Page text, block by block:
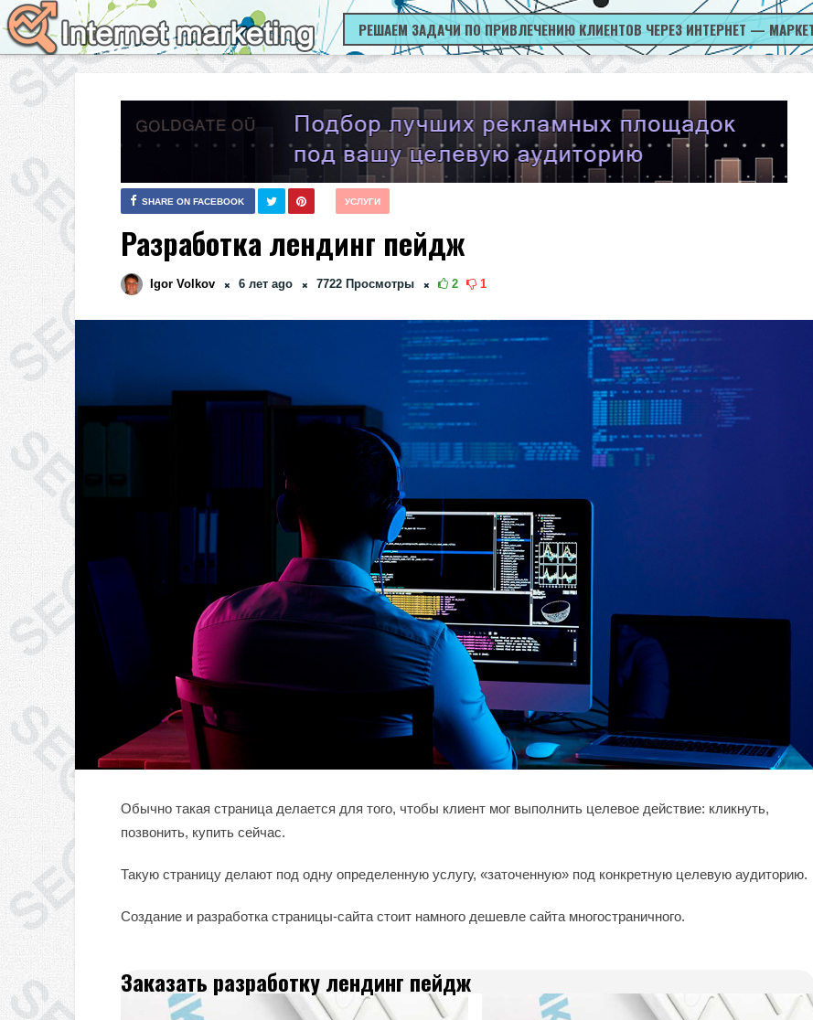
РЕШАЕМ ЗАДАЧИ ПО ПРИВЛЕЧЕНИЮ КЛИЕНТОВ ЧЕРЕЗ ИНТЕРНЕТ —
УСЛУГИ
SHARE ON FACEBOOK
Разработка лендинг пейдж
Igor Volkov 6 лет ago 7722 Просмотры 2 1
Обычно такая страница делается для того, чтобы клиент мог выполнить целевое действие: кликнуть,
позвонить, купить сейчас.
Такую страницу делают под одну определенную услугу, «заточенную» под конкретную целевую аудиторию.
Создание и разработка страницы-сайта стоит намного дешевле сайта многостраничного.
Заказать разработку лендинг пейдж